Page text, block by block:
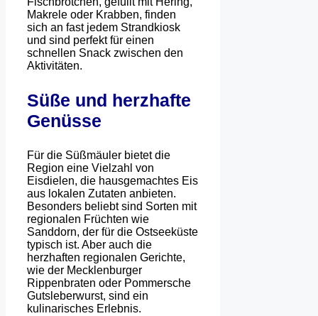
Makrele oder Krabben, finden
sich an fast jedem Strandkiosk
und sind perfekt für einen
schnellen Snack zwischen den
Aktivitäten.
Süße und herzhafte
Genüsse
Für die Süßmäuler bietet die
Region eine Vielzahl von
Eisdielen, die hausgemachtes Eis
aus lokalen Zutaten anbieten.
Besonders beliebt sind Sorten mit
regionalen Früchten wie
Sanddorn, der für die Ostseeküste
typisch ist. Aber auch die
herzhaften regionalen Gerichte,
wie der Mecklenburger
Rippenbraten oder Pommersche
Gutsleberwurst, sind ein
kulinarisches Erlebnis.